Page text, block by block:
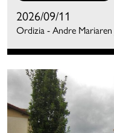
2026/09/11
Ordizia - Andre Mariaren